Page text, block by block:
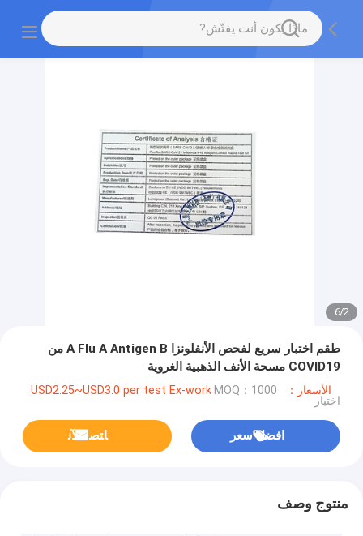
2
/
6
طقم اختبار سريع لفحص الأنفلونزا A Flu A Antigen B من
COVID19 مسحة الأنف الذهبية الغروية
الأسعار：USD2.25~USD3.0 per test Ex-work MOQ：1000
اختبار
افضل سعر ﺎﺘﺼﻟ ﺍﻶﻧ
منتوج وصف